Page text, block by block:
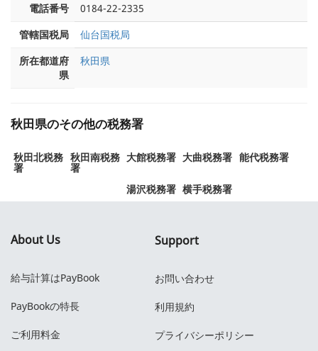
電話番号
0184-22-2335
管轄国税局
仙台国税局
所在都道府
県
秋田県
秋田県のその他の税務署
秋田北税務
署
秋田南税務
署
大館税務署 大曲税務署 能代税務署
湯沢税務署 横手税務署
About Us
給与計算はPayBook
PayBookの特長
ご利用料金
Support
お問い合わせ
利用規約
プライバシーポリシー